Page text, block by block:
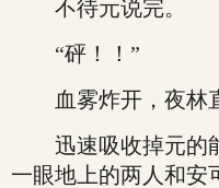
不待元说完。
“砰！！”
血雾炸开，夜林直
迅速吸收掉元的能
一眼地上的两人和安